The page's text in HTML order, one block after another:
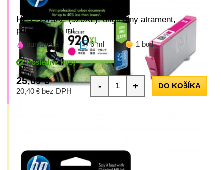
HP CD973AE (920XL), originálny atrament,
purpurový, 6 ml
purpurová 6 ml 1 bod
Posledné kusy
25,09 €
20,40 € bez DPH - + DO KOŠÍKA